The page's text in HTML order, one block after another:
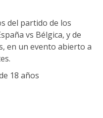
del partido de los
vs Bélgica, y de
en un evento abierto a
18 años